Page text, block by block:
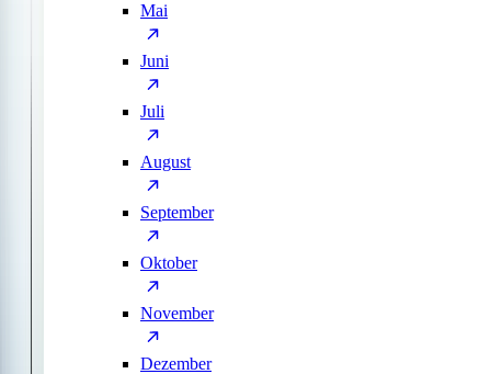
Mai
Juni
Juli
August
September
Oktober
November
Dezember